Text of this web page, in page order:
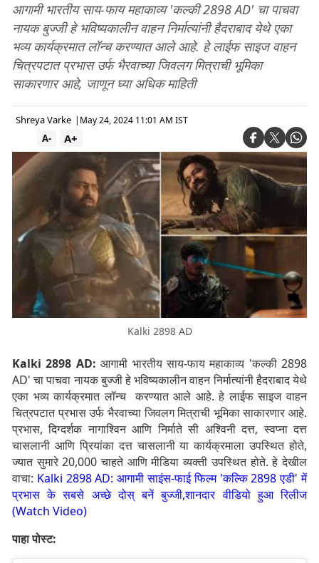
आगामी भारतीय साय-फाय महाकाव्य 'कल्की 2898 AD' चा पाचवा
नायक बुज्जी हे भविष्यकालीन वाहन निर्मात्यांनी हैदराबाद येथे एका
भव्य कार्यक्रमात लॉन्च करण्यात आले आहे. हे लाईफ साइज वाहन
चित्रपटात प्रभास उर्फ ​​भैरवाच्या जिवलग मित्राची भूमिका
साकारणार आहे, जाणून घ्या अधिक माहिती
Shreya Varke | May 24, 2024 11:01 AM IST
A+
A-
Kalki 2898 AD
Kalki 2898 AD:आगामी भारतीय साय-फाय महाकाव्य 'कल्की 2898
AD' चा पाचवा नायक बुज्जी हे भविष्यकालीन वाहन निर्मात्यांनी हैदराबाद येथे
एका भव्य कार्यक्रमात लॉन्च करण्यात आले आहे. हे लाईफ साइज वाहन
चित्रपटात प्रभास उर्फ ​​भैरवाच्या जिवलग मित्राची भूमिका साकारणार आहे.
प्रभास, दिग्दर्शक नागाश्विन आणि निर्माते सी अश्विनी दत्त, स्वप्ना दत्त
चासलानी आणि प्रियांका दत्त चासलानी या कार्यक्रमाला उपस्थित होते,
ज्यात सुमारे 20,000 चाहते आणि मीडिया व्यक्ती उपस्थित होते. हे देखील
वाचा: Kalki 2898 AD: आगामी साइंस-फाई फिल्म 'कल्कि 2898 एडी' में
प्रभास के सबसे अच्छे दोस् बनें बुज्जी,शानदार वीडियो हुआ रिलीज
(Watch Video)
पाहा पोस्ट: